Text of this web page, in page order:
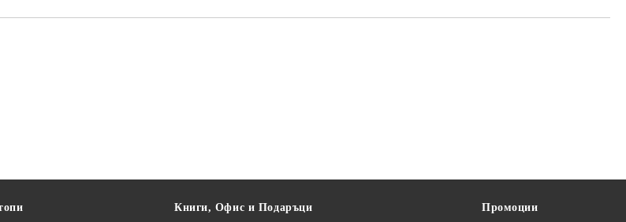
Книги, Офис и Подаръци Промоции